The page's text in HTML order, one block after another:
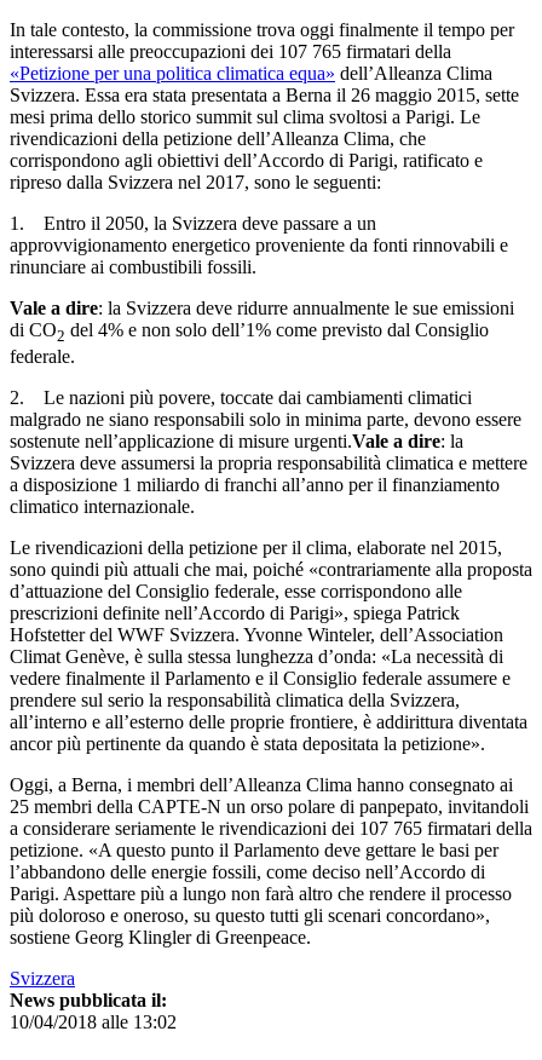
In tale contesto, la commissione trova oggi finalmente il tempo per
interessarsi alle preoccu­pazioni dei 107 765 firmatari della
«Petizione per una politica climatica equa» dell’Alleanza Clima
Svizzera. Essa era stata presentata a Berna il 26 maggio 2015, sette
mesi prima dello storico summit sul clima svoltosi a Parigi. Le
rivendicazioni della petizione dell’Alleanza Clima, che
corrispondono agli obiettivi dell’Accordo di Parigi, ratificato e
ripreso dalla Sviz­zera nel 2017, sono le seguenti:
1. Entro il 2050, la Svizzera deve passare a un
approvvigionamento energetico proveniente da fonti rinnovabili e
rinunciare ai combustibili fossili.
Vale a dire: la Svizzera deve ridurre annualmente le sue emissioni
di CO2 del 4% e non solo dell’1% come previsto dal Consiglio
federale.
2. Le nazioni più povere, toccate dai cambiamenti climatici
malgrado ne siano responsabili solo in minima parte, devono essere
sostenute nell’applicazione di misure urgenti.Vale a dire: la
Svizzera deve assumersi la propria responsabilità climatica e mettere
a disposizione 1 miliardo di franchi all’anno per il finanziamento
climatico internazionale.
Le rivendicazioni della petizione per il clima, elaborate nel 2015,
sono quindi più attuali che mai, poiché «contrariamente alla proposta
d’attuazione del Consiglio federale, esse cor­rispondono alle
prescrizioni definite nell’Accordo di Parigi», spiega Patrick
Hofstetter del WWF Svizzera. Yvonne Winteler, dell’Association
Climat Genève, è sulla stessa lunghezza d’onda: «La necessità di
vedere finalmente il Parlamento e il Consiglio federale assumere e
prendere sul serio la responsabilità climatica della Svizzera,
all’interno e all’esterno delle proprie frontiere, è addirittura diventata
ancor più pertinente da quando è stata depositata la petizione».
Oggi, a Berna, i membri dell’Alleanza Clima hanno consegnato ai
25 membri della CAPTE-N un orso polare di panpepato, invitandoli
a considerare seriamente le rivendicazioni dei 107 765 firmatari della
petizione. «A questo punto il Parlamento deve gettare le basi per
l’abbandono delle energie fossili, come deciso nell’Accordo di
Parigi. Aspettare più a lungo non farà altro che rendere il processo
più doloroso e oneroso, su questo tutti gli scenari concordano»,
sostiene Georg Klingler di Greenpeace.
Svizzera
News pubblicata il:
10/04/2018 alle 13:02